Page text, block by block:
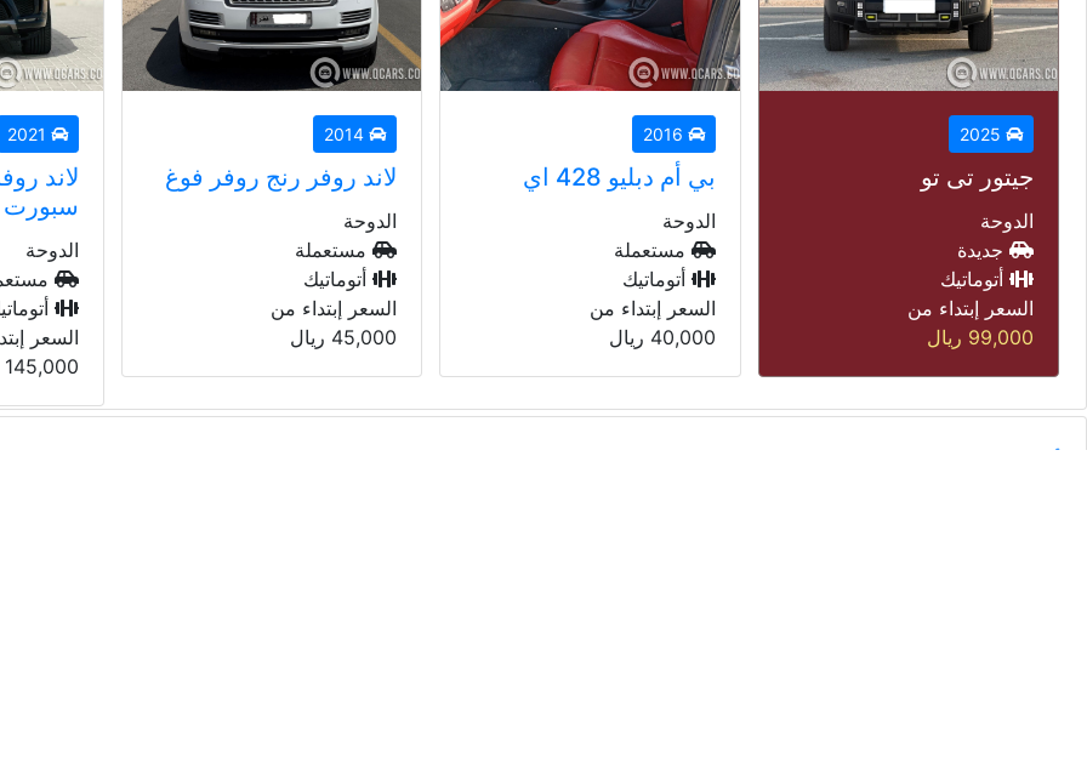
2016
بي أم دبليو 428 اي
الدوحة
مستعملة
أتوماتيك
السعر إبتداء من
40,000 ريال
2014
لاند روفر رنج روفر فوغ
الدوحة
مستعملة
أتوماتيك
السعر إبتداء من
45,000 ريال
2021
لاند روفر رينج روڤر
سبورت
الدوحة
مستعملة
أتوماتيك
السعر إبتداء من
2022
أودي كيو
الدوحة
السعر
85,000